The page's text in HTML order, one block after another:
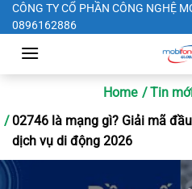
Chuyển
đến
CÔNG TY CỔ PHẦN CÔNG NGHỆ
0896162886
Home
Tin
02746 là mạng gì? Giải mã
dịch vụ di động 2026